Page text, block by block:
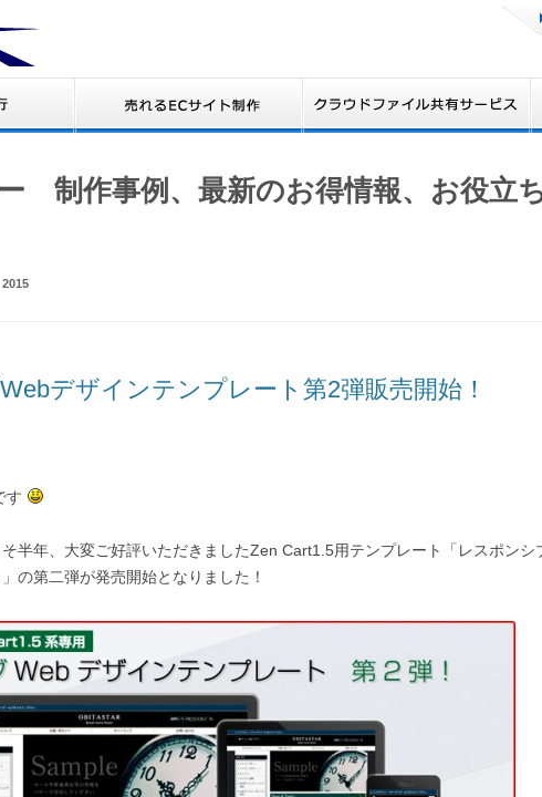
制作事例、最新のお得情報、お役立
デザインテンプレート第2弾販売開始！
す
半年、大変ご好評いただきましたZen Cart1.5用テンプレート「レスポンシ
の第二弾が発売開始となりました！